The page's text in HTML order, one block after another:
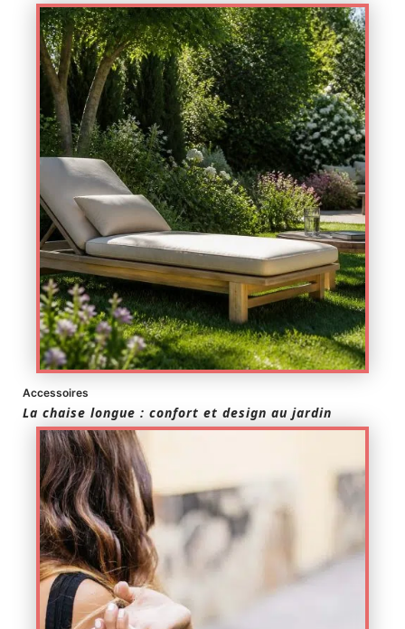
Accessoires
La chaise longue : confort et design au jardin